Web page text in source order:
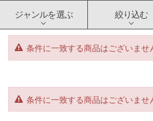
ジャンルを選ぶ 絞り込む
条件に一致する商品はございませ
条件に一致する商品はございませ